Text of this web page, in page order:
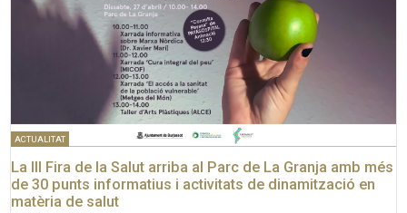
ACTUALITAT
La III Fira de la Salut arriba al Parc de La Granja amb més
de 30 punts informatius i activitats de dinamització en
matèria de salut